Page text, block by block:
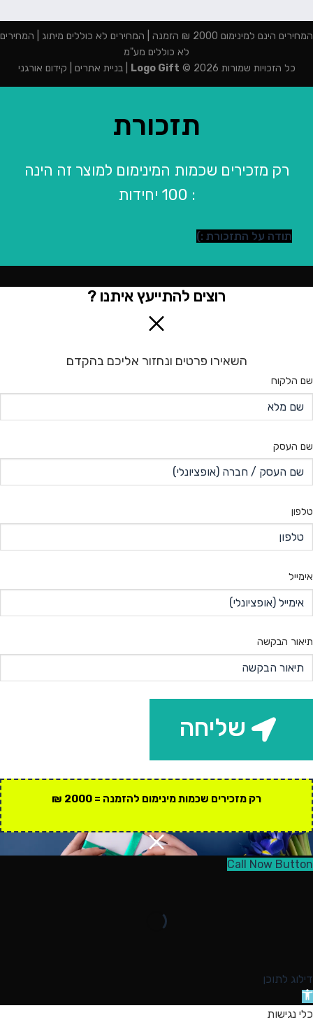
המחירים הינם למינימום 2000 ₪ הזמנה | המחירים לא כוללים מיתוג | המחירים
לא כוללים מע"מ
כל הזכויות שמורות 2026 ©
Logo Gift
|בניית אתרים קידום אורגני
תזכורת
רק מזכירים שכמות המינימום למוצר זה הינה
: 100 יחידות
תודה על התזכורת :)
רוצים להתייעץ איתנו ?
השאירו פרטים ונחזור אליכם בהקדם
שם הלקוח
שם העסק
טלפון
אימייל
תיאור הבקשה
שליחה
רק מזכירים שכמות מינימום להזמנה = 2000 ₪
Call Now Button
דילוג לתוכן
פתח
סרגל
כלי נגישות